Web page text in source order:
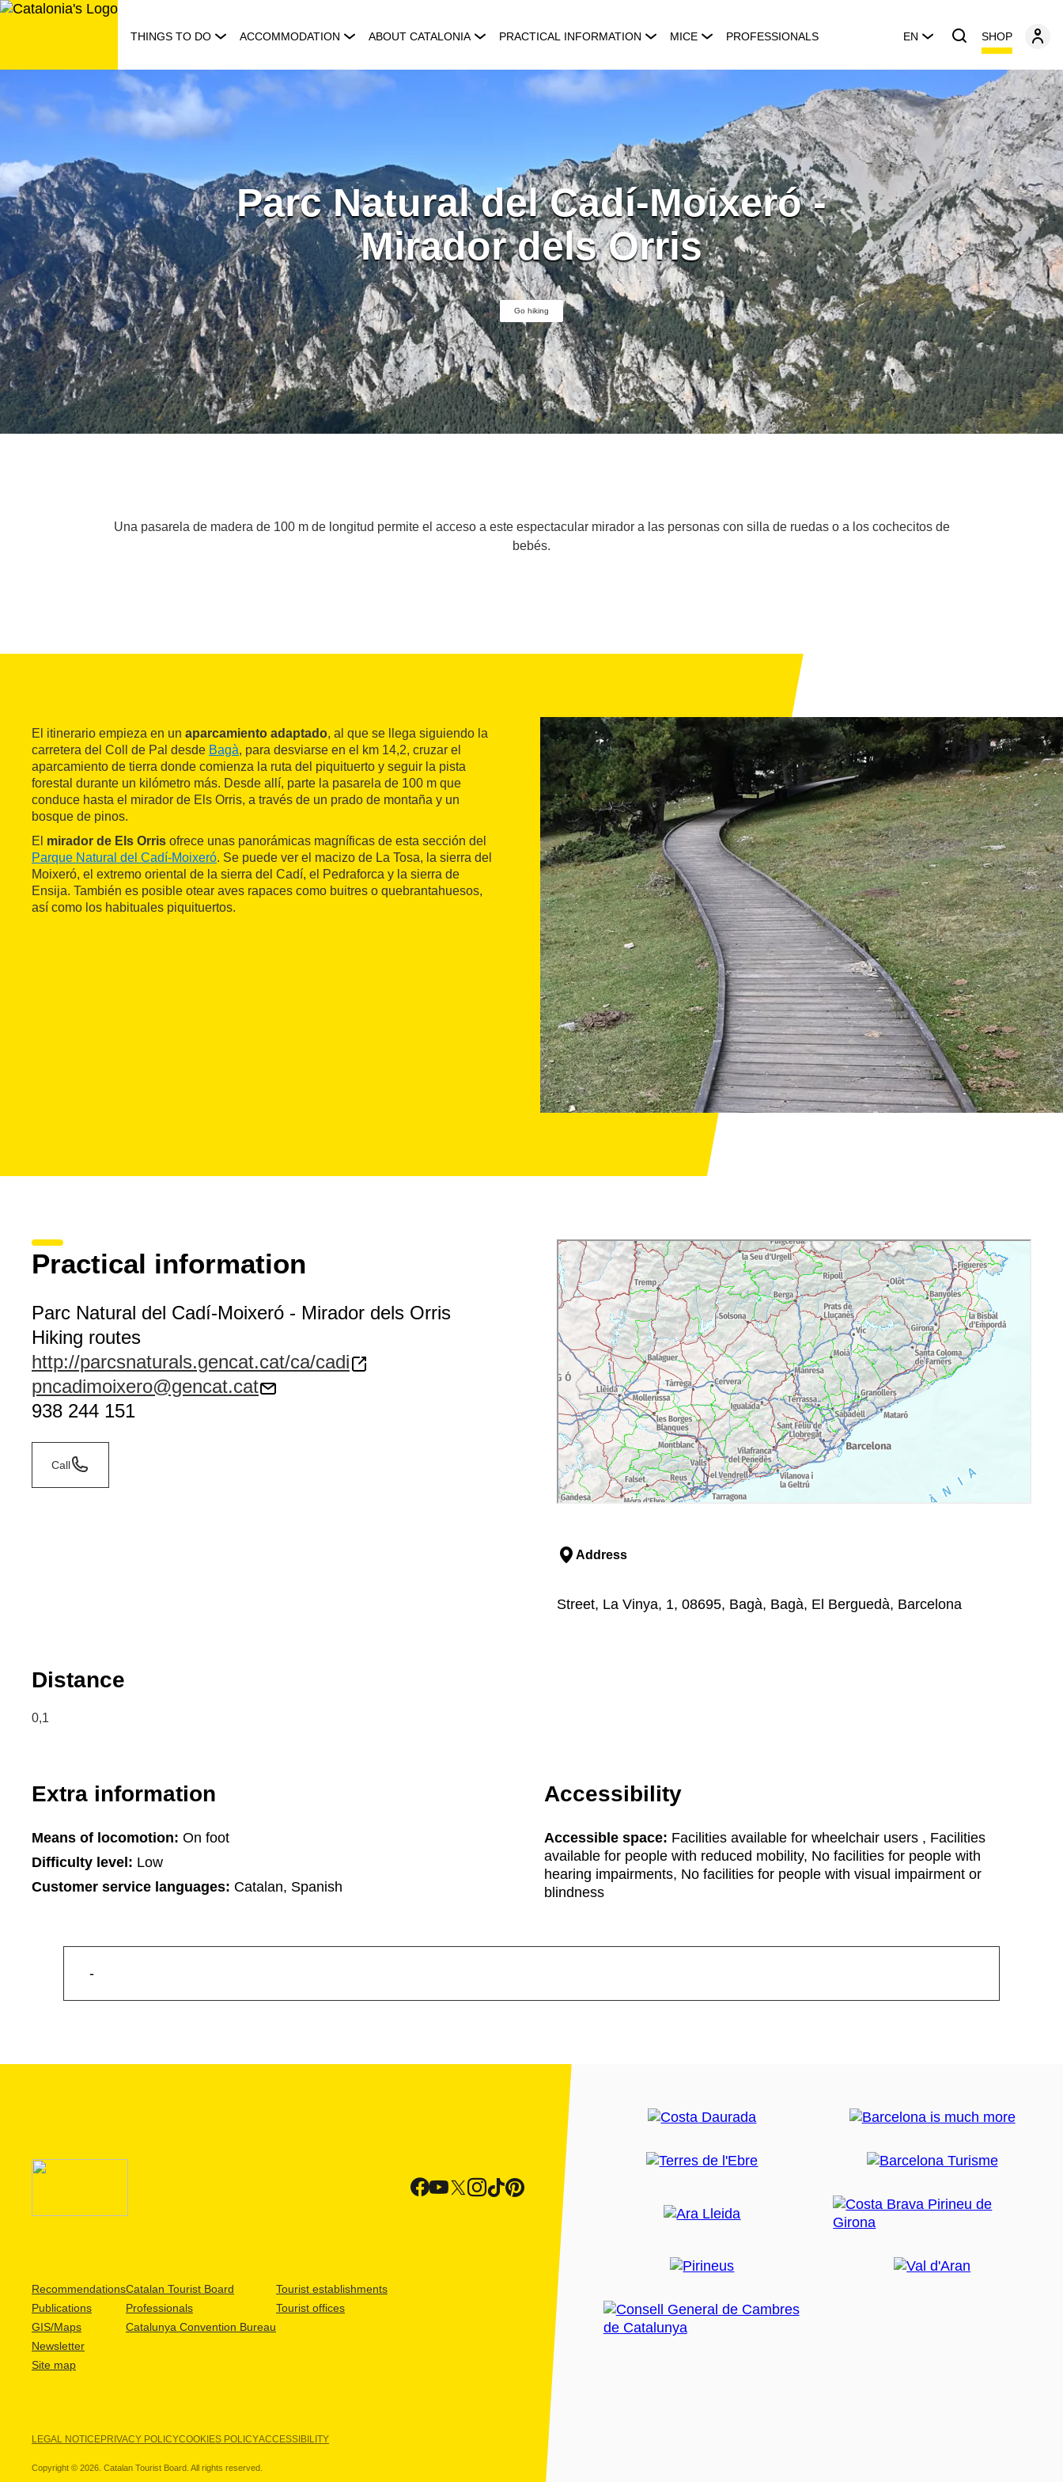
Skip
THINGS TO DO ACCOMMODATION ABOUT CATALONIA PRACTICAL INFORMATION MICE PROFESSIONALS EN SHOP
Parc Natural del Cadí-Moixeró -
Mirador dels Orris
Go hiking
Una pasarela de madera de 100 m de longitud permite el acceso a este espectacular mirador a las personas con silla de ruedas o a los cochecitos de
bebés.
El itinerario empieza en un aparcamiento adaptado, al que se llega siguiendo la
carretera del Coll de Pal desde Bagà, para desviarse en el km 14,2, cruzar el
aparcamiento de tierra donde comienza la ruta del piquituerto y seguir la pista
forestal durante un kilómetro más. Desde allí, parte la pasarela de 100 m que
conduce hasta el mirador de Els Orris, a través de un prado de montaña y un
bosque de pinos.
El mirador de Els Orris ofrece unas panorámicas magníficas de esta sección del
Parque Natural del Cadí-Moixeró. Se puede ver el macizo de La Tosa, la sierra del
Moixeró, el extremo oriental de la sierra del Cadí, el Pedraforca y la sierra de
Ensija. También es posible otear aves rapaces como buitres o quebrantahuesos,
así como los habituales piquituertos.
Practical information
Parc Natural del Cadí-Moixeró - Mirador dels Orris
Hiking routes
http://parcsnaturals.gencat.cat/ca/cadi
pncadimoixero@gencat.cat
938 244 151
Call
Address
Street, La Vinya, 1, 08695, Bagà, Bagà, El Berguedà, Barcelona
Distance
0,1
Extra information
Means of locomotion: On foot
Difficulty level: Low
Customer service languages: Catalan, Spanish
Accessibility
Accessible space: Facilities available for wheelchair users , Facilities
available for people with reduced mobility, No facilities for people with
hearing impairments, No facilities for people with visual impairment or
blindness
-
Recommendations
Publications
GIS/Maps
Newsletter
Site map
Catalan Tourist Board
Professionals
Catalunya Convention Bureau
Tourist establishments
Tourist offices
LEGAL NOTICEPRIVACY POLICYCOOKIES POLICYACCESSIBILITY
Copyright © 2026. Catalan Tourist Board. All rights reserved.